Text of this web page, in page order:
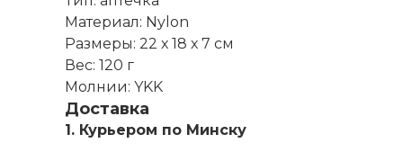
Материал: Nylon
Размеры: 22 х 18 х 7 см
Вес: 120 г
Молнии: YKK
Доставка
1. Курьером по Минску